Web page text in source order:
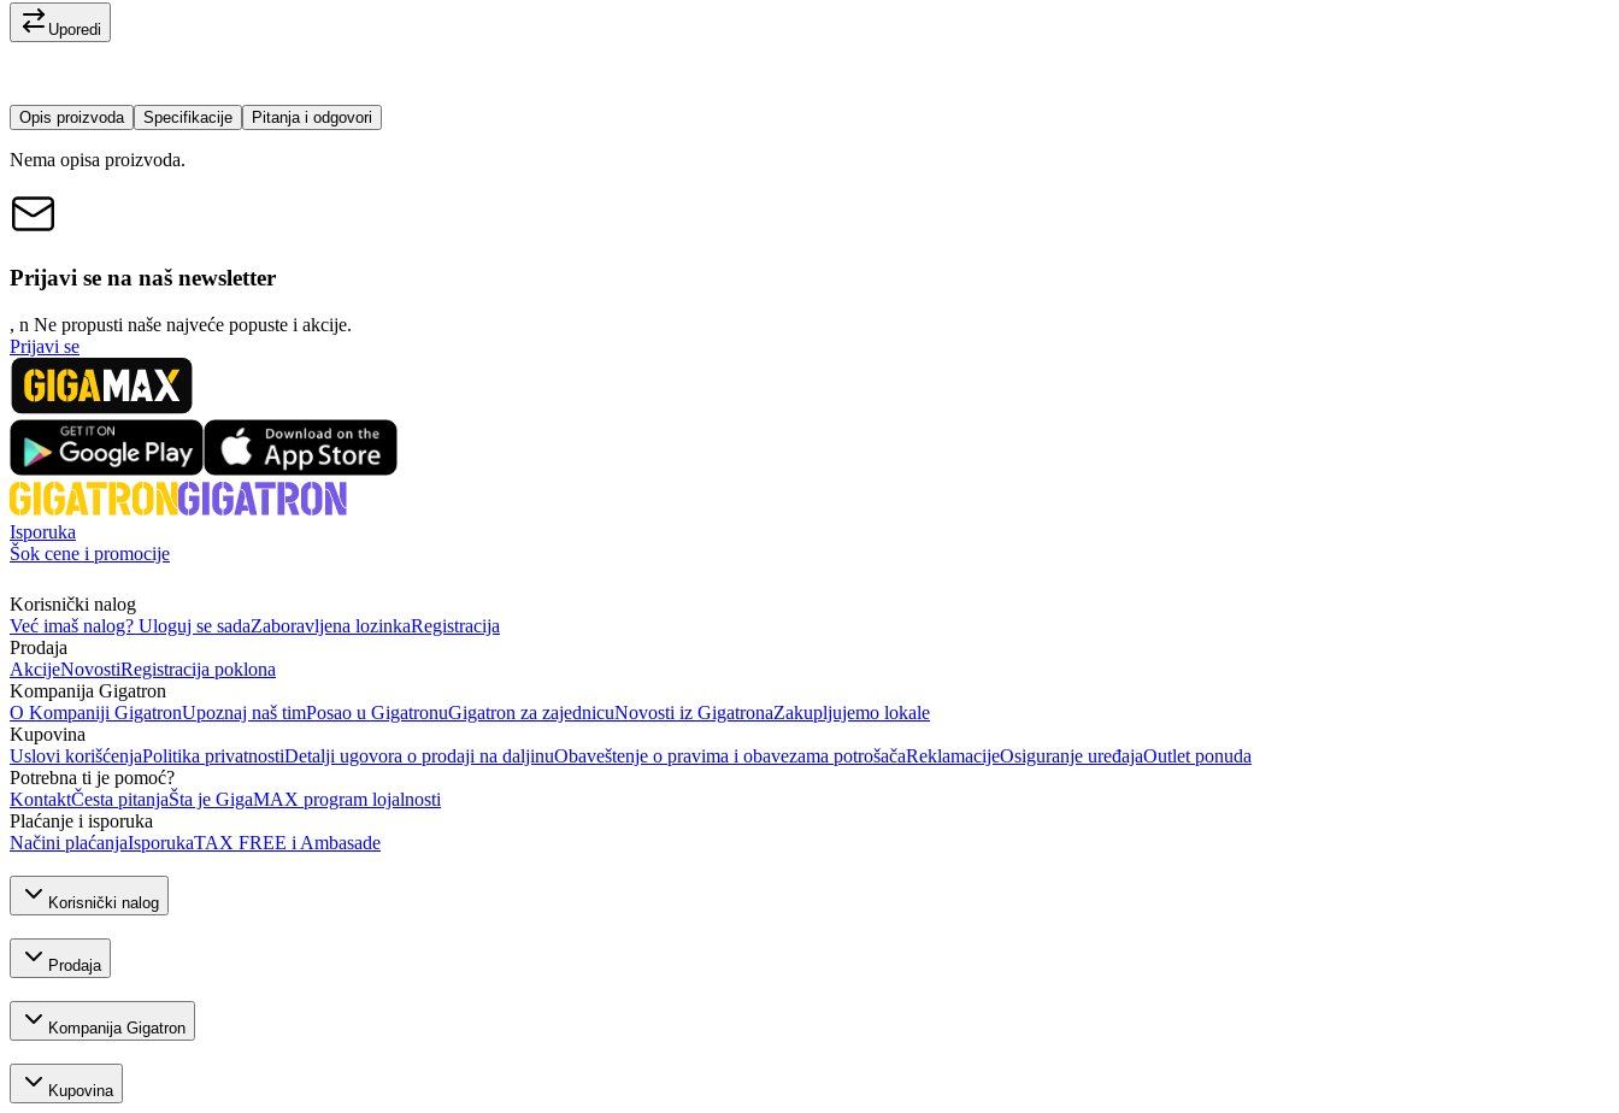
Uporedi
Opis proizvoda Specifikacije Pitanja i odgovori
Nema opisa proizvoda.
Prijavi se na naš newsletter
, n Ne propusti naše najveće popuste i akcije.
Prijavi se
Isporuka
Šok cene i promocije
Korisnički nalog
Već imaš nalog? Uloguj se sadaZaboravljena lozinkaRegistracija
Prodaja
AkcijeNovostiRegistracija poklona
Kompanija Gigatron
O Kompaniji GigatronUpoznaj naš timPosao u GigatronuGigatron za zajednicuNovosti iz GigatronaZakupljujemo lokale
Kupovina
Uslovi korišćenjaPolitika privatnostiDetalji ugovora o prodaji na daljinuObaveštenje o pravima i obavezama potrošačaReklamacijeOsiguranje uređajaOutlet ponuda
Potrebna ti je pomoć?
KontaktČesta pitanjaŠta je GigaMAX program lojalnosti
Plaćanje i isporuka
Načini plaćanjaIsporukaTAX FREE i Ambasade
Korisnički nalog
Prodaja
Kompanija Gigatron
Kupovina